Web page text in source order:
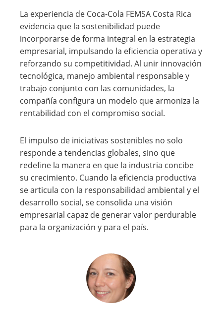
La experiencia de Coca-Cola FEMSA Costa Rica
evidencia que la sostenibilidad puede
incorporarse de forma integral en la estrategia
empresarial, impulsando la eficiencia operativa y
reforzando su competitividad. Al unir innovación
tecnológica, manejo ambiental responsable y
trabajo conjunto con las comunidades, la
compañía configura un modelo que armoniza la
rentabilidad con el compromiso social.
El impulso de iniciativas sostenibles no solo
responde a tendencias globales, sino que
redefine la manera en que la industria concibe
su crecimiento. Cuando la eficiencia productiva
se articula con la responsabilidad ambiental y el
desarrollo social, se consolida una visión
empresarial capaz de generar valor perdurable
para la organización y para el país.